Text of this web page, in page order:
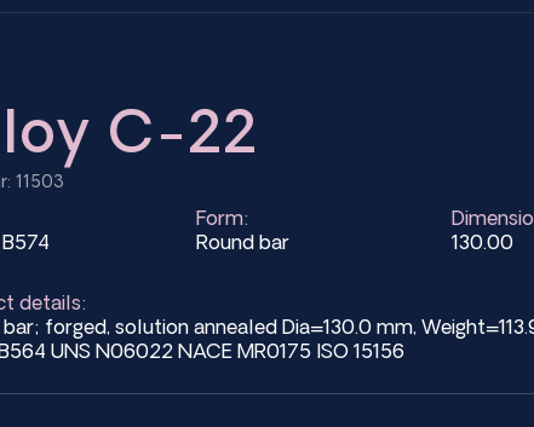
C-22
11503
Form:
Round bar
130.00
details:
bar; forged, solution annealed Dia=130.0 mm,
UNS N06022 NACE MR0175 ISO 15156